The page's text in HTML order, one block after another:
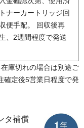
トナーカートリッジ回
収便手配。 回収後再
、2週間程度で発送
庫切れの場合は別途ご
確定後5営業日程度で発
タ補償